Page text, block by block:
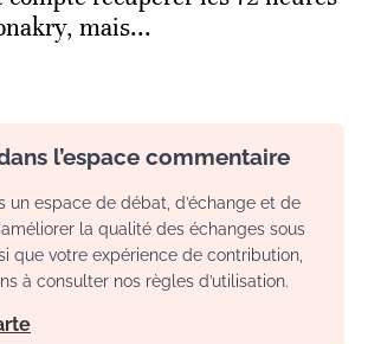
mais...
l’espace commentaire
un espace de débat, d’échange et de
la qualité des échanges sous
que votre expérience de contribution,
à consulter nos règles d’utilisation.